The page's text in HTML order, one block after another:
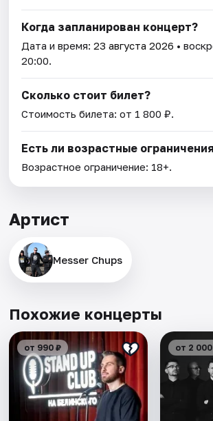
Когда запланирован концерт?
Дата и время:23 августа 2026 •
20:00.
Сколько стоит билет?
Стоимость билета: от 1 800 ₽.
Есть ли возрастные
Возрастное ограничение: 18+.
Артист
Messer Chups
Похожие концерты
от 990 ₽ от 2